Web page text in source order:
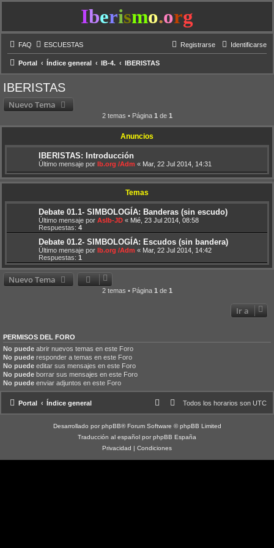
Iberismo.org
FAQ ESCUESTAS Identificarse
Registrarse
Portal Índice general IB-4. IBERISTAS
IBERISTAS
Nuevo Tema
2 temas • Página 1 de 1
Anuncios
IBERISTAS: Introducción
Último mensaje por Ib.org /Adm « Mar, 22 Jul 2014, 14:31
Temas
Debate 01.1- SIMBOLOGÍA: Banderas (sin escudo)
Último mensaje por AsIb-JD « Mié, 23 Jul 2014, 08:58
Respuestas: 4
Debate 01.2- SIMBOLOGÍA: Escudos (sin bandera)
Último mensaje por Ib.org /Adm « Mar, 22 Jul 2014, 14:42
Respuestas: 1
Nuevo Tema
2 temas • Página 1 de 1
Ir a
PERMISOS DEL FORO
No puede abrir nuevos temas en este Foro
No puede responder a temas en este Foro
No puede editar sus mensajes en este Foro
No puede borrar sus mensajes en este Foro
No puede enviar adjuntos en este Foro
Portal Índice general Todos los horarios son UTC
Desarrollado por phpBB® Forum Software © phpBB Limited
Traducción al español por phpBB España
Privacidad | Condiciones